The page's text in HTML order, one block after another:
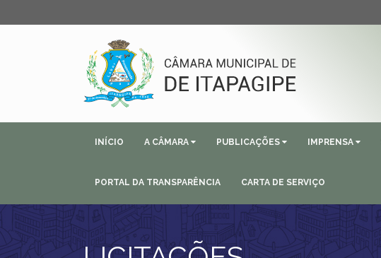
INÍCIO A CÂMARA PUBLICAÇÕES IMPRENSA
PORTAL DA TRANSPARÊNCIA CARTA DE SERVIÇO